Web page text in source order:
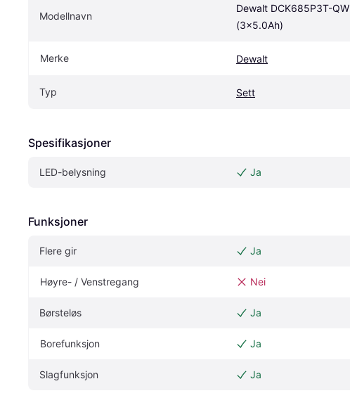
Modellnavn
Dewalt DCK685P3T-QW
(3x5.0Ah)
Merke Dewalt
Typ Sett
Spesifikasjoner
LED-belysning Ja
Funksjoner
Flere gir Ja
Høyre- / Venstregang Nei
Børsteløs Ja
Borefunksjon Ja
Slagfunksjon Ja